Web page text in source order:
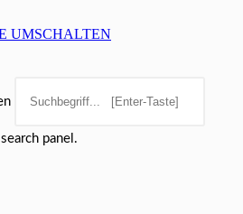
UMSCHALTEN
panel.